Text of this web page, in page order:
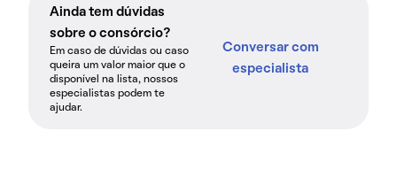
Ainda tem dúvidas
sobre o consórcio?
Em caso de dúvidas ou caso
queira um valor maior que o
disponível na lista, nossos
especialistas podem te
ajudar.
Conversar com
especialista